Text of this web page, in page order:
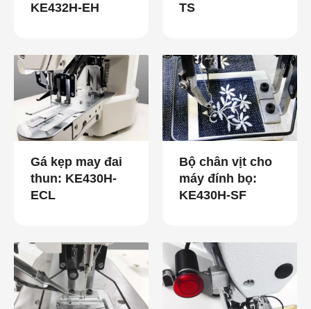
KE432H-EH TS
Gá kẹp may đai
thun: KE430H-
ECL
Bộ chân vịt cho
máy đính bọ:
KE430H-SF